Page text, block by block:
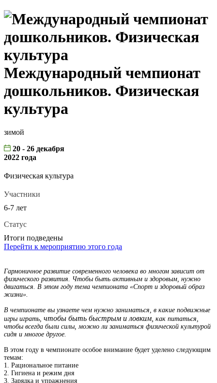
Международный чемпионат
дошкольников. Физическая
культура
зимой
20 - 26 декабря
2022 года
Физическая культура
Участники
6-7 лет
Статус
Итоги подведены
Перейти к мероприятию этого года
Гармоничное развитие современного человека во многом зависит от
физического развития. Чтобы быть активным и здоровым, нужно
двигаться. В этом году тема чемпионата «Спорт и здоровый образ
жизни».
В чемпионате вы узнаете чем нужно заниматься, в какие подвижные
игры играть, чтобы быть быстрым и ловким, как питаться,
чтобы всегда были силы, можно ли заниматься физической культурой
сидя и многое другое.
В этом году в чемпионате особое внимание будет уделено следующим
темам:
1. Рациональное питание
2. Гигиена и режим дня
3. Зарядка и упражнения